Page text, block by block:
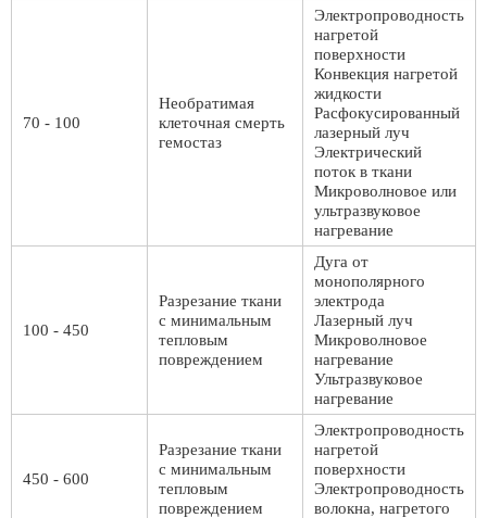
70 - 100
Необратимая
клеточная смерть
гемостаз
Электропроводность
нагретой
поверхности
Конвекция нагретой
жидкости
Расфокусированный
лазерный луч
Электрический
поток в ткани
Микроволновое или
ультразвуковое
нагревание
100 - 450
Разрезание ткани
с минимальным
тепловым
повреждением
Дуга от
монополярного
электрода
Лазерный луч
Микроволновое
нагревание
Ультразвуковое
нагревание
450 - 600
Разрезание ткани
с минимальным
тепловым
повреждением
Электропроводность
нагретой
поверхности
Электропроводность
волокна, нагретого